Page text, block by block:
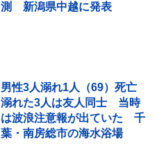
測 新潟県中越に発表
男性3人溺れ1人（69）死亡
溺れた3人は友人同士 当時
は波浪注意報が出ていた 千
葉・南房総市の海水浴場